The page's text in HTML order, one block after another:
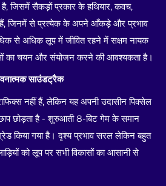
है, जिसमें सैकड़ों प्रकार के हथियार, कवच,
जिनमें से प्रत्येक के अपने आँकड़े और प्रभाव
से अधिक लूप में जीवित रहने में सक्षम नायक
का चयन और संयोजन करने की आवश्यकता है।
साउंडट्रैक
नहीं हैं, लेकिन यह अपनी उदासीन पिक्सेल
छोड़ता है - शुरुआती 8-बिट गेम के समान
गया है। दृश्य प्रभाव सरल लेकिन बहुत
को लूप पर सभी विकासों का आसानी से